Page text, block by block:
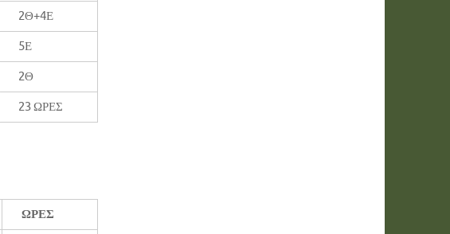
2Θ+4Ε
5Ε
2Θ
23 ΩΡΕΣ
ΩΡΕΣ